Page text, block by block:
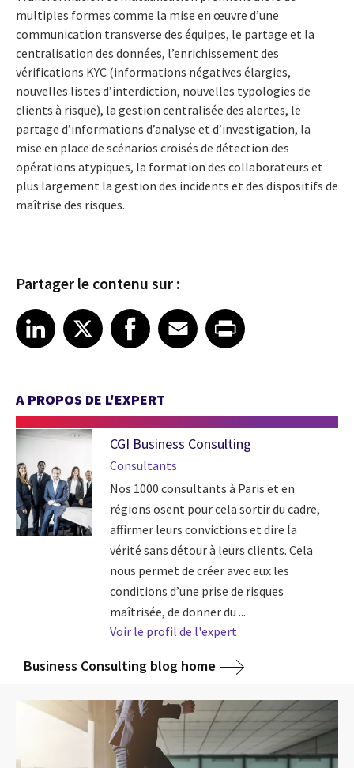
multiples formes comme la mise en œuvre d’une
communication transverse des équipes, le partage et la
centralisation des données, l’enrichissement des
vérifications KYC (informations négatives élargies,
nouvelles listes d’interdiction, nouvelles typologies de
clients à risque), la gestion centralisée des alertes, le
partage d’informations d’analyse et d’investigation, la
mise en place de scénarios croisés de détection des
opérations atypiques, la formation des collaborateurs et
plus largement la gestion des incidents et des dispositifs de
maîtrise des risques.
Partager le contenu sur :
Share article on LinkedIn
LinkedIn
Share article on XShare article on Facebook
Facebook
Share article on Email
EmailShare article on Print
A PROPOS DE L'EXPERT
CGI Business Consulting
Consultants
Nos 1000 consultants à Paris et en
régions osent pour cela sortir du cadre,
affirmer leurs convictions et dire la
vérité sans détour à leurs clients. Cela
nous permet de créer avec eux les
conditions d’une prise de risques
maîtrisée, de donner du ...
Voir le profil de l'expert
Business Consulting blog home